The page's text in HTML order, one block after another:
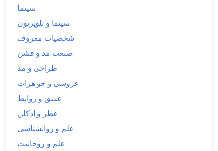
سینما
سینما و تلویزیون
شخصیات معروف
صنعت مد و فشن
طراحی و مد
عروسی و جواهرات
عشق و روابط
عطر و ادکلن
علم و روانشناسی
علم و روحانیت